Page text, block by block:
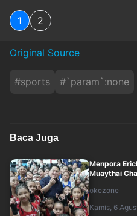
1 2
Original Source
#sports #`param`:none
Baca Juga
Menpora
Muaythai
okezone
Kamis, 6